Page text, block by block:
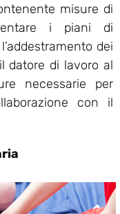
misure di
i piani di
dei
datore di lavoro al
necessarie per
con il